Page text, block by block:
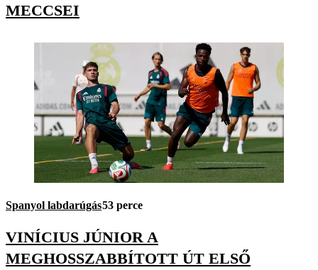
MECCSEI
Spanyol labdarúgás53 perce
VINÍCIUS JÚNIOR A
MEGHOSSZABBÍTOTT ÚT ELSŐ